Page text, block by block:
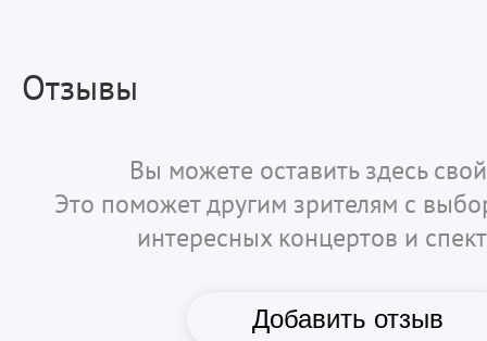
Отзывы
Вы можете оставить здесь
Это поможет другим зрителям с
интересных концертов и
Добавить отзыв